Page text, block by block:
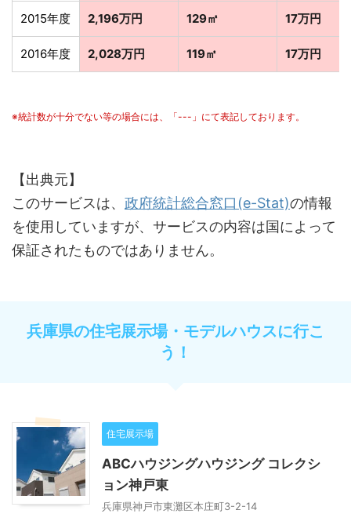
2015年度 2,196万円 129㎡ 17万円
2016年度 2,028万円 119㎡ 17万円
※統計数が十分でない等の場合には、「---」にて表記しております。
【出典元】
このサービスは、 政府統計総合窓口(e-Stat)の情報
を使用していますが、サービスの内容は国によって
保証されたものではありません。
兵庫県の住宅展示場・モデルハウスに行こ
う！
住宅展示場
ABCハウジングハウジング コレクシ
ョン神戸東
兵庫県神戸市東灘区本庄町3-2-14